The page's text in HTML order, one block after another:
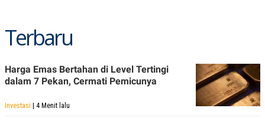
M
A
.
Terbaru
Harga Emas Bertahan di Level Tertingi
dalam 7 Pekan, Cermati Pemicunya
Investasi | 4 Menit lalu